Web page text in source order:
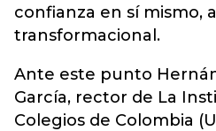
confianza en sí mismo,
transformacional.
Ante este punto
García, rector de La
Colegios de Colombia